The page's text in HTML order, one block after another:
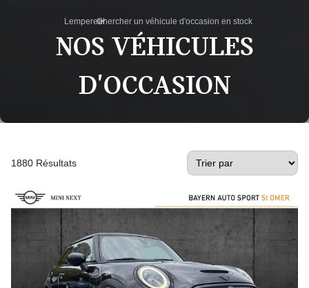
Lempereur
>
Chercher un véhicule d'occasion en stock
NOS VÉHICULES
D'OCCASION
1880 Résultats